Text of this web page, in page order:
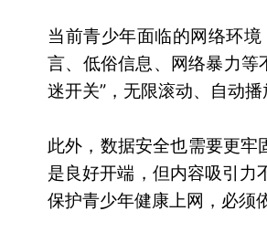
当前青少年面临的网络环
言、低俗信息、网络暴力等
迷开关”，无限滚动、自动
此外，数据安全也需要更牢
是良好开端，但内容吸引力
保护青少年健康上网，必须